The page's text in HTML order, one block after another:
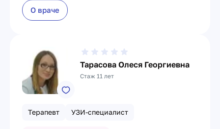
О враче
Тарасова Олеся Георгиевна
Стаж 11 лет
Терапевт УЗИ-специалист